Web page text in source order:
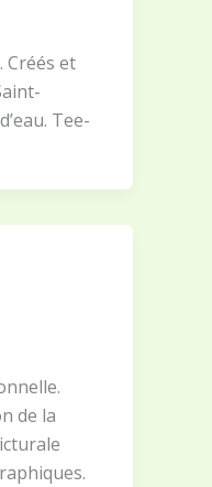
Créés et
Tee-
de la